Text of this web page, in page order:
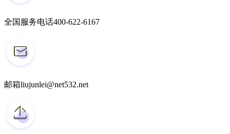
全国服务电话400-622-6167
邮箱liujunlei@net532.net